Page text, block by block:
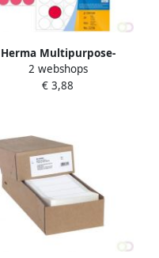
Herma Multipurpose-
etiketten Ã 19 mm rond
fluor rood geperforeerd
2 webshops
€ 3,88